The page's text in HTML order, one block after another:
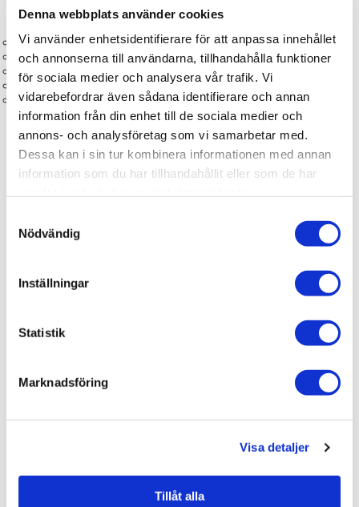
Denna webbplats använder cookies
Vi använder enhetsidentifierare för att anpassa innehållet
och annonserna till användarna, tillhandahålla funktioner
för sociala medier och analysera vår trafik. Vi
vidarebefordrar även sådana identifierare och annan
information från din enhet till de sociala medier och
annons- och analysföretag som vi samarbetar med.
Dessa kan i sin tur kombinera informationen med annan
information som du har tillhandahållit eller som de har
Nödvändig
Inställningar
Statistik
Marknadsföring
Visa detaljer
Tillåt alla
📋 Egenskaper
Typ: Köksblandare
Serie: Boren
Material: Rostfritt stål (SS304)
Utförande: Rak pip
Funktioner: Standard (utan extra funktioner)
Produktinformation
Serie
Köksbla